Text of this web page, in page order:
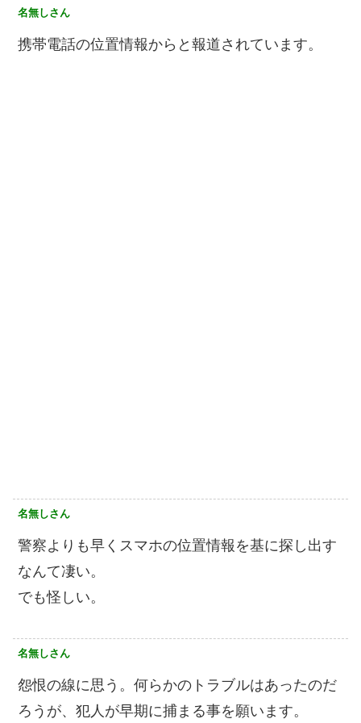
名無しさん
携帯電話の位置情報からと報道されています。
名無しさん
警察よりも早くスマホの位置情報を基に探し出す
なんて凄い。
でも怪しい。
名無しさん
怨恨の線に思う。何らかのトラブルはあったのだ
ろうが、犯人が早期に捕まる事を願います。